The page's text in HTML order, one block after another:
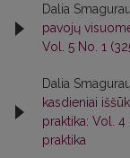
Dalia
pavojų
Vol. 5 No. 1
Dalia
kasdieniai
praktika: Vol. 4
praktika